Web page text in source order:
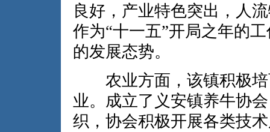
良好，产业特色突出，人
作为“十一五”开局之年的
的发展态势。
农业方面，该镇积极培
业。成立了义安镇养牛协
织，协会积极开展各类技